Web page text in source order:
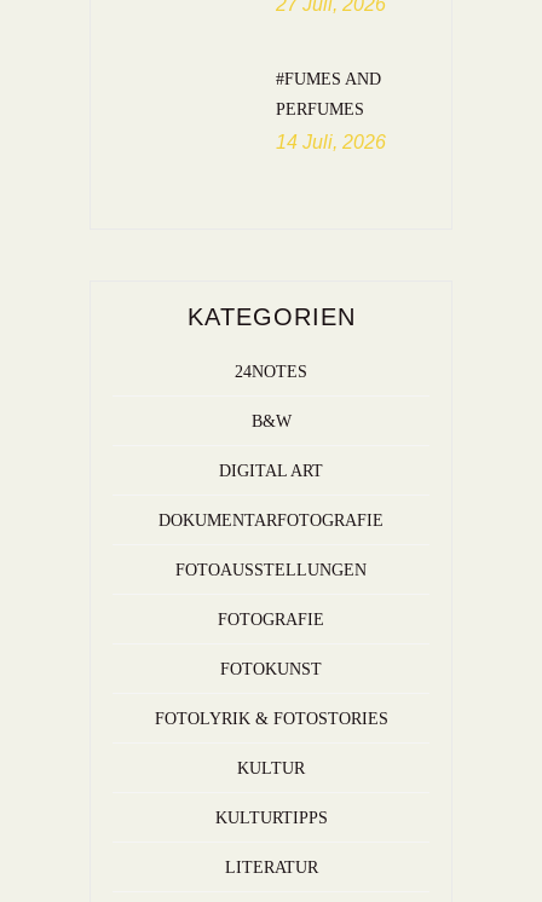
#FUMES AND
PERFUMES
14 Juli, 2026
KATEGORIEN
24NOTES
B&W
DIGITAL ART
DOKUMENTARFOTOGRAFIE
FOTOAUSSTELLUNGEN
FOTOGRAFIE
FOTOKUNST
FOTOLYRIK & FOTOSTORIES
KULTUR
KULTURTIPPS
LITERATUR